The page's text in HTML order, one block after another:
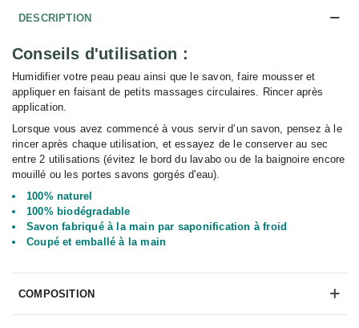
DESCRIPTION
Conseils d'utilisation :
Humidifier votre peau peau ainsi que le savon, faire mousser et
appliquer en faisant de petits massages circulaires. Rincer après
application.
Lorsque vous avez commencé à vous servir d’un savon, pensez à le
rincer après chaque utilisation, et essayez de le conserver au sec
entre 2 utilisations (évitez le bord du lavabo ou de la baignoire encore
mouillé ou les portes savons gorgés d'eau).
100% naturel
100% biodégradable
Savon fabriqué à la main par saponification à froid
Coupé et emballé à la main
COMPOSITION